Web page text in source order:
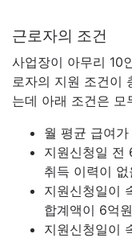
근로자의 조건
사업장이 아무리 10
로자의 지원 조건이
는데 아래 조건은 모
월 평균 급여
지원신청일 전
취득 이력이 없
지원신청일이
합계액이 6억
지원신청일이